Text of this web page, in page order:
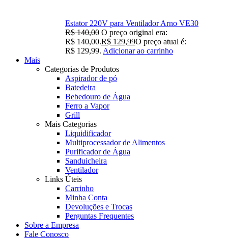
Estator 220V para Ventilador Arno VE30
R$140,00 O preço original era:
R$ 140,00.R$ 129,99O preço atual é:
R$ 129,99. Adicionar ao carrinho
Mais
Categorias de Produtos
Aspirador de pó
Batedeira
Bebedouro de Água
Ferro a Vapor
Grill
Mais Categorias
Liquidificador
Multiprocessador de Alimentos
Purificador de Água
Sanduicheira
Ventilador
Links Úteis
Carrinho
Minha Conta
Devoluções e Trocas
Perguntas Frequentes
Sobre a Empresa
Fale Conosco